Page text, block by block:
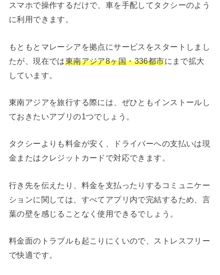
スマホで操作するだけで、車を手配してタクシーのよう
に利用できます。
もともとマレーシアを拠点にサービスをスタートしまし
たが、現在では東南アジア8ヶ国・336都市にまで拡大
しています。
東南アジアを旅行する際には、ぜひともインストールし
ておきたいアプリの1つでしょう。
タクシーよりも料金が安く、ドライバーへの支払いは現
金またはクレジットカードで対応できます。
行き先を伝えたり、料金を支払ったりするコミュニケー
ションに関しては、すべてアプリ内で完結するため、言
葉の壁を感じることなく使用できるでしょう。
料金面のトラブルも起こりにくいので、ストレスフリー
で快適です。